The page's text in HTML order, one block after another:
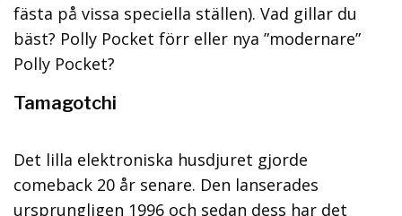
fästa på vissa speciella ställen). Vad gillar du
bäst? Polly Pocket förr eller nya ”modernare”
Polly Pocket?
Tamagotchi
Det lilla elektroniska husdjuret gjorde
comeback 20 år senare. Den lanserades
ursprungligen 1996 och sedan dess har det